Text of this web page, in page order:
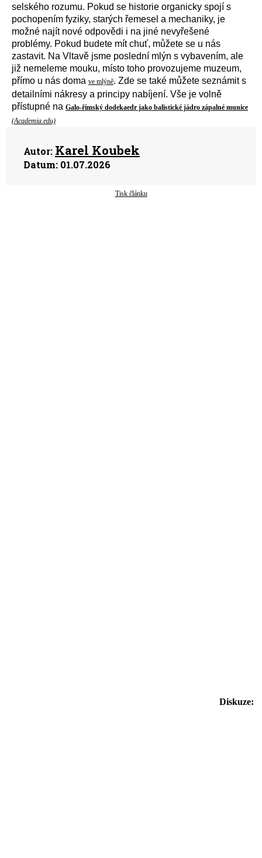
selského rozumu. Pokud se historie organicky spojí s
pochopením fyziky, starých řemesel a mechaniky, je
možné najít nové odpovědi i na jiné nevyřešené
problémy. Pokud budete mít chuť, můžete se u nás
zastavit. Na Vltavě jsme poslední mlýn s vybavením, ale
již nemeleme mouku, místo toho provozujeme muzeum,
přímo u nás doma ve mlýně. Zde se také můžete seznámit s
detailními nákresy a principy nabíjení. Vše je volně
přístupné na Galo-římský dodekaedr jako balistické jádro zápalné munice
(Academia.edu)
Autor: Karel Koubek
Datum: 01.07.2026
Tisk článku
Diskuze: